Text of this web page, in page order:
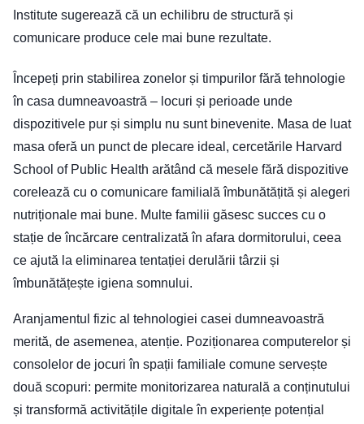
Institute sugerează că un echilibru de structură și
comunicare produce cele mai bune rezultate.
Începeți prin stabilirea zonelor și timpurilor fără tehnologie
în casa dumneavoastră – locuri și perioade unde
dispozitivele pur și simplu nu sunt binevenite. Masa de luat
masa oferă un punct de plecare ideal, cercetările Harvard
School of Public Health arătând că mesele fără dispozitive
corelează cu o comunicare familială îmbunătățită și alegeri
nutriționale mai bune. Multe familii găsesc succes cu o
stație de încărcare centralizată în afara dormitorului, ceea
ce ajută la eliminarea tentației derulării târzii și
îmbunătățește igiena somnului.
Aranjamentul fizic al tehnologiei casei dumneavoastră
merită, de asemenea, atenție. Poziționarea computerelor și
consolelor de jocuri în spații familiale comune servește
două scopuri: permite monitorizarea naturală a conținutului
și transformă activitățile digitale în experiențe potențial